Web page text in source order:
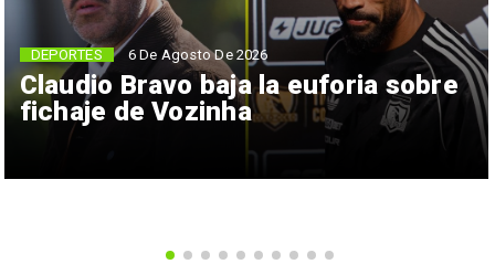
Claudio Bravo baja la euforia sobre
fichaje de Vozinha
DEPORTES 6 De Agosto De 2026